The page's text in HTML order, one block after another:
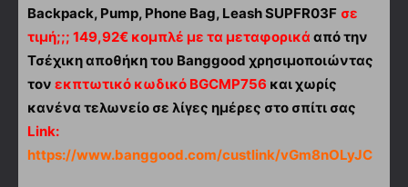
Backpack, Pump, Phone Bag, Leash SUPFR03F σε
τιμή;;; 149,92€ κομπλέ με τα μεταφορικά από την
Τσέχικη αποθήκη του Banggood χρησιμοποιώντας
τον εκπτωτικό κωδικό BGCMP756 και χωρίς
κανένα τελωνείο σε λίγες ημέρες στο σπίτι σας
Link:
https://www.banggood.com/custlink/vGm8nOLyJC